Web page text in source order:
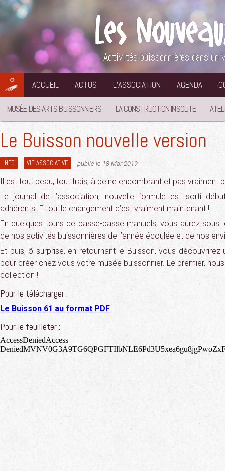
Aller
au
contenu
Activités buissonnières dans
ACCUEIL ACTUS L’ASSOCIATION AGENDA
MUSÉE DES ARTS BUISSONNIERS LA CONSTRUCTION INSOLITE
Le Buisson nouvelle version
INFO VIE ASSOCIATIVE publié le 18 Mar 2019
Il est tout beau, tout frais, à peine encombrant et pas vraiment
Le journal de l’association, nouvelle formule est sorti
adhérents. Et oui le changement c’est vraiment maintenant !
En quelques tours de passe-passe manuels, vous aurez
de nos activités buissonnières de l’année écoulée et de nos
Et puis, ô surprise, en retournant le Buisson, vous
pour créer chez vous votre musée buissonnier. Le premier, nous
collection !
Pour le télécharger :
Le Buisson 61 au format PDF
Pour le feuilleter :